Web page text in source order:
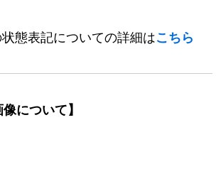
態表記についての詳細はこちら
について】